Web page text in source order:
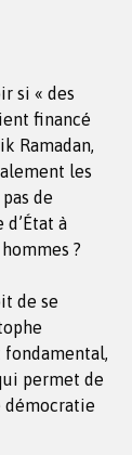
si « des
financé
Ramadan,
les
de
à
?
de se
fondamental,
permet de
démocratie